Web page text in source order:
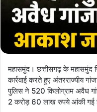
महासमुंद। छत्तीसगढ़ के
कार्रवाई करते हुए अंतरराज्यीय
पुलिस ने 520 किलोग्राम अवैध
2 करोड़ 60 लाख रुपये आंकी गई